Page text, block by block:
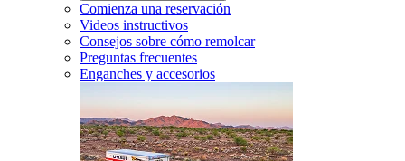
Comienza una reservación
Videos instructivos
Consejos sobre cómo remolcar
Preguntas frecuentes
Enganches y accesorios